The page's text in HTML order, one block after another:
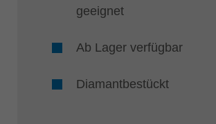
geeignet
Ab Lager verfügbar
Diamantbestückt